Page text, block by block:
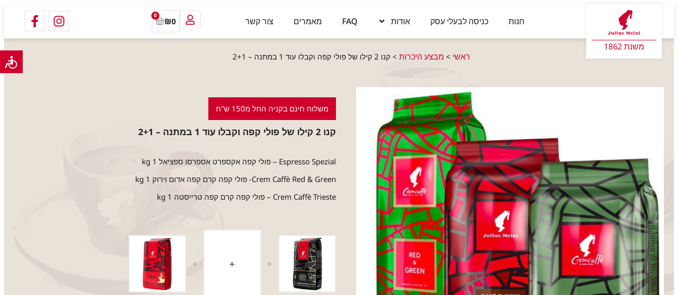
משנת 1862
חנות כניסה לבעלי עסק אודות FAQ מאמרים צור קשר ₪0
0
ראשי > מבצע היכרות > קנו 2 קילו של פולי קפה וקבלו עוד 1 במתנה – 2+1
משלוח חינם בקניה החל מ150 ש"ח
קנו 2 קילו של פולי קפה וקבלו עוד 1 במתנה – 2+1
Espresso Spezial – פולי קפה אקספרט אספרסו ספציאל 1 kg
Crem Caffè Red & Green- פולי קפה קרם קפה אדום וירוק 1 kg
Crem Caffè Trieste – פולי קפה קרם קפה טרייסטה 1 kg